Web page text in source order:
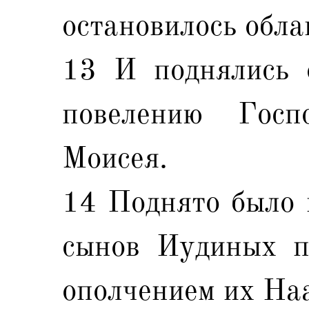
остановилось
13 И поднялись
повелению
Моисея.
14 Поднято было
сынов Иудиных
ополчением их